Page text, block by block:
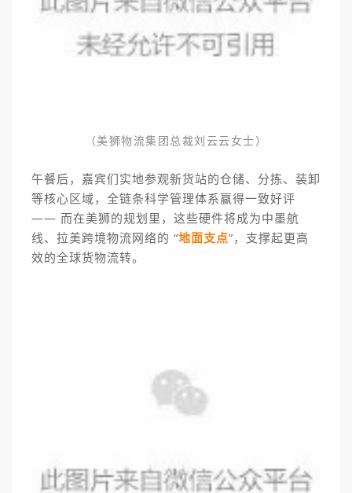
（美狮物流集团总裁刘云云女士）
午餐后，嘉宾们实地参观新货站的仓储、分拣、装卸
等核心区域，全链条科学管理体系赢得一致好评
—— 而在美狮的规划里，这些硬件将成为中墨航
线、拉美跨境物流网络的 “地面支点”，支撑起更高
效的全球货物流转。